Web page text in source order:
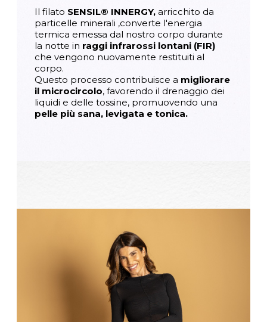
Il filato SENSIL® INNERGY, arricchito da
particelle minerali ,converte l'energia
termica emessa dal nostro corpo durante
la notte in raggi infrarossi lontani (FIR)
che vengono nuovamente restituiti al
corpo.
Questo processo contribuisce a migliorare
il microcircolo, favorendo il drenaggio dei
liquidi e delle tossine, promuovendo una
pelle più sana, levigata e tonica.